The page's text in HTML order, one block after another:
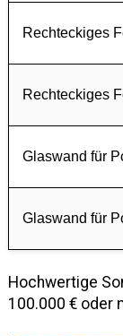
Rechteckiges
Rechteckiges
Glaswand für
Glaswand für
Hochwertige
100.000 € oder